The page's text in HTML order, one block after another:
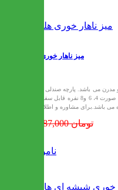
میز ناهار خوری هلما
می باشد. پارچه صندلی ها با
رنگ مورد نظر شما تولید می شود. این مدل به صورت 4، 6 و8 نفره قابل سفارش
18,787,000 تومان
ناموجود